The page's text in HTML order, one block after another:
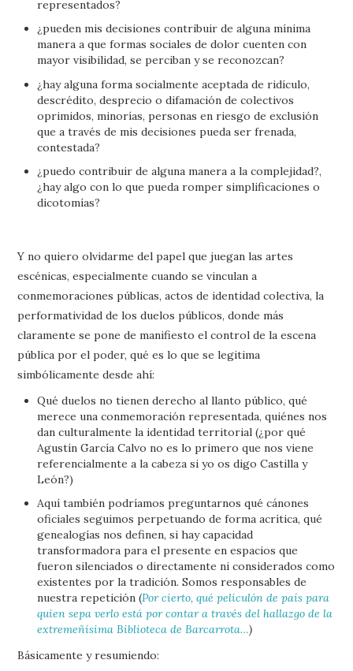
representados?
¿pueden mis decisiones contribuir de alguna mínima
manera a que formas sociales de dolor cuenten con
mayor visibilidad, se perciban y se reconozcan?
¿hay alguna forma socialmente aceptada de ridículo,
descrédito, desprecio o difamación de colectivos
oprimidos, minorías, personas en riesgo de exclusión
que a través de mis decisiones pueda ser frenada,
contestada?
¿puedo contribuir de alguna manera a la complejidad?,
¿hay algo con lo que pueda romper simplificaciones o
dicotomías?
Y no quiero olvidarme del papel que juegan las artes
escénicas, especialmente cuando se vinculan a
conmemoraciones públicas, actos de identidad colectiva, la
performatividad de los duelos públicos, donde más
claramente se pone de manifiesto el control de la escena
pública por el poder, qué es lo que se legitima
simbólicamente desde ahí:
Qué duelos no tienen derecho al llanto público, qué
merece una conmemoración representada, quiénes nos
dan culturalmente la identidad territorial (¿por qué
Agustín García Calvo no es lo primero que nos viene
referencialmente a la cabeza si yo os digo Castilla y
León?)
Aquí también podríamos preguntarnos qué cánones
oficiales seguimos perpetuando de forma acrítica, qué
genealogías nos definen, si hay capacidad
transformadora para el presente en espacios que
fueron silenciados o directamente ni considerados como
existentes por la tradición. Somos responsables de
nuestra repetición (Por cierto, qué peliculón de país para
quien sepa verlo está por contar a través del hallazgo de la
extremeñísima Biblioteca de Barcarrota…)
Básicamente y resumiendo: